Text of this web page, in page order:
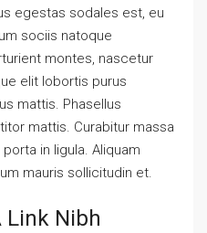
egestas sodales est, eu
sociis natoque
montes, nascetur
elit lobortis purus
mattis. Phasellus
mattis. Curabitur massa
in ligula. Aliquam
mauris sollicitudin et.
Link Nibh